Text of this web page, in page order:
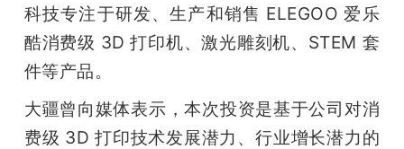
科技专注于研发、生产和销售 ELEGOO 爱乐
酷消费级 3D 打印机、激光雕刻机、STEM 套
件等产品。
大疆曾向媒体表示，本次投资是基于公司对消
费级 3D 打印技术发展潜力、行业增长潜力的